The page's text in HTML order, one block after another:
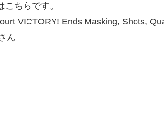
ちらです。
VICTORY! Ends Masking, Shots,
ん